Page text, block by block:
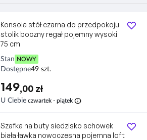
Konsola stół czarna do przedpokoju
stolik boczny regał pojemny wysoki
75 cm
Stan NOWY
Dostępne49 szt.
149,00 zł
U Ciebie czwartek - piątek info
Szafka na buty siedzisko schowek
biała ławka nowoczesna pojemna loft